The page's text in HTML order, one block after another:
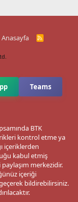
Anasayfa
R
Teams
BTK
kontrol etme ya
içeriklerden
kabul etmiş
merkezidir.
içeriği
bildirebilirsiniz.